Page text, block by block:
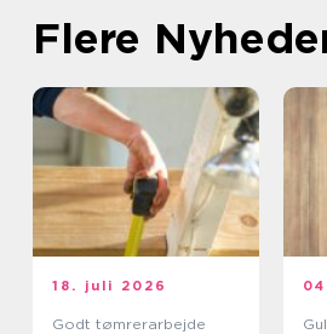
Flere
18. juli 2026
Godt tømrerarbejde